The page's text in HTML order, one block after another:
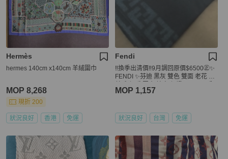
Hermès
hermes 140cm x140cm 羊絨圍巾
MOP 8,268
現折 200
狀況良好 香港 免運
Fendi
‼️換季出清價‼️9月調回原價$6500㊣✨
FENDI ✨芬迪 黑灰 雙色 雙面 老花 FF
樹屋🌳
MOP 1,157
狀況良好 台灣 免運